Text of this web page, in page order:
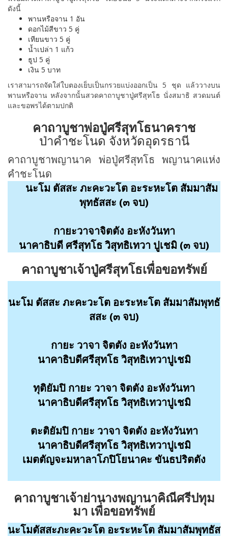
ดังนี้
พานหรือจาน 1 อัน
ดอกไม้สีขาว 5 คู่
เทียนขาว 5 คู่
น้ำเปล่า 1 แก้ว
ธูป 5 คู่
เงิน 5 บาท
เราสามารถจัดใส่ใบตองเย็บเป็นกรวยแบ่งออกเป็น 5 ชุด แล้ววางบน
พานหรือจาน หลังจากนั้นสวดคาถาบูชาปู่ศรีสุทโธ นั่งสมาธิ สวดมนต์
และขอพรได้ตามปกติ
คาถาบูชาพ่อปู่ศรีสุทโธนาคราช
ป่าคำชะโนด จังหวัดอุดรธานี
คาถาบูชาพญานาค พ่อปู่ศรีสุทโธ พญานาคแห่ง
คำชะโนด
นะโม ตัสสะ ภะคะวะโต อะระหะโต สัมมาสัม
พุทธัสสะ (๓ จบ)
กายะวาจาจิตตัง อะหังวันทา
นาคาธิบดี ศรีสุทโธ วิสุทธิเทวา ปูเชมิ (๓ จบ)
คาถาบูชาเจ้าปู่ศรีสุทโธเพื่อขอทรัพย์
นะโม ตัสสะ ภะคะวะโต อะระหะโต สัมมาสัมพุทธั
สสะ (๓ จบ)
กายะ วาจา จิตตัง อะหังวันทา
นาคาธิบดีศรีสุทโธ วิสุทธิเทวาปูเชมิ
ทุติยัมปิ กายะ วาจา จิตตัง อะหังวันทา
นาคาธิบดีศรีสุทโธ วิสุทธิเทวาปูเชมิ
ตะติยัมปิ กายะ วาจา จิตตัง อะหังวันทา
นาคาธิบดีศรีสุทโธ วิสุทธิเทวาปูเชมิ
เมตตัญจะมหาลาโภปิโยนาคะ ขันธปริตตัง
คาถาบูชาเจ้าย่านางพญานาคิณีศรีปทุม
มา เพื่อขอทรัพย์
นะโมตัสสะภะคะวะโต อะระหะโต สัมมาสัมพุทธัส